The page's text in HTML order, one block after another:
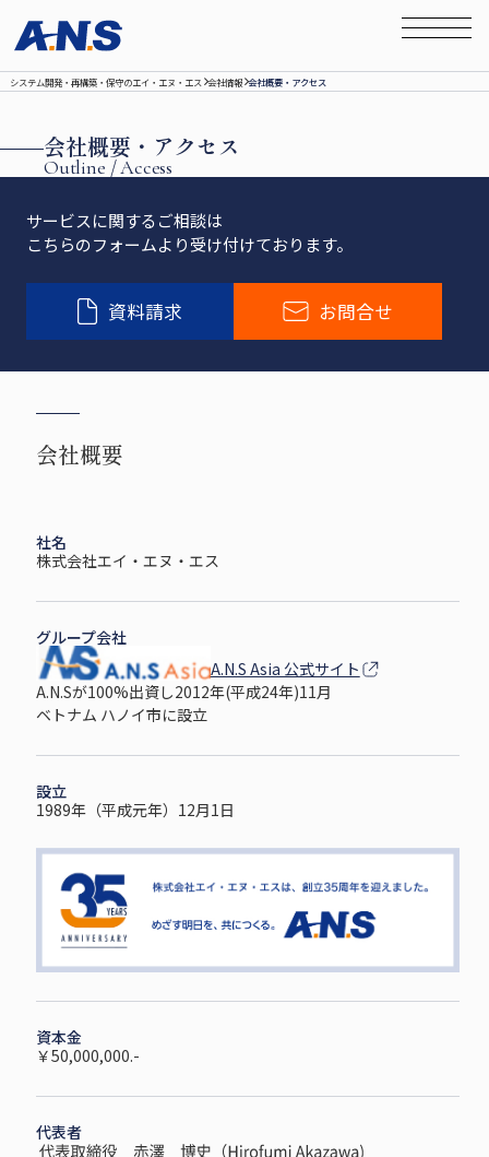
システム開発‧再構築‧保守のエイ‧エヌ‧エス 会社情報 会社概要・アクセス
Outline / Access
会社概要・アクセス
サービスに関するご相談は
こちらのフォームより受け付けております。
資料請求 お問合せ
会社概要
社名
株式会社エイ・エヌ・エス
グループ会社
A.N.S Asia 公式サイト
A.N.Sが100%出資し2012年(平成24年)11月
ベトナム ハノイ市に設立
設立
1989年（平成元年）12月1日
資本金
￥50,000,000.-
代表者